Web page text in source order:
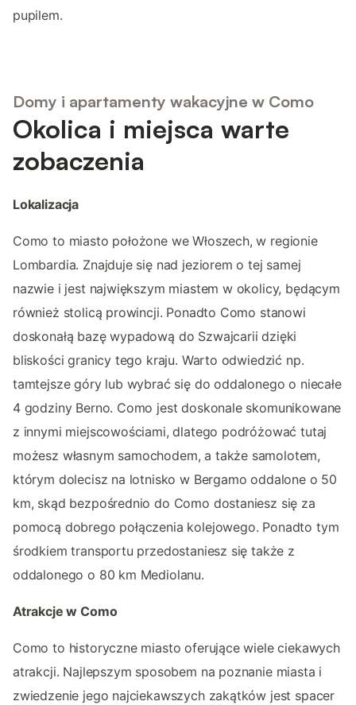
pupilem.
Domy i apartamenty wakacyjne w Como
Okolica i miejsca warte
zobaczenia
Lokalizacja
Como to miasto położone we Włoszech, w regionie
Lombardia. Znajduje się nad jeziorem o tej samej
nazwie i jest największym miastem w okolicy, będącym
również stolicą prowincji. Ponadto Como stanowi
doskonałą bazę wypadową do Szwajcarii dzięki
bliskości granicy tego kraju. Warto odwiedzić np.
tamtejsze góry lub wybrać się do oddalonego o niecałe
4 godziny Berno. Como jest doskonale skomunikowane
z innymi miejscowościami, dlatego podróżować tutaj
możesz własnym samochodem, a także samolotem,
którym dolecisz na lotnisko w Bergamo oddalone o 50
km, skąd bezpośrednio do Como dostaniesz się za
pomocą dobrego połączenia kolejowego. Ponadto tym
środkiem transportu przedostaniesz się także z
oddalonego o 80 km Mediolanu.
Atrakcje w Como
Como to historyczne miasto oferujące wiele ciekawych
atrakcji. Najlepszym sposobem na poznanie miasta i
zwiedzenie jego najciekawszych zakątków jest spacer